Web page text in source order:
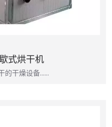
式烘干机
的干燥设备……